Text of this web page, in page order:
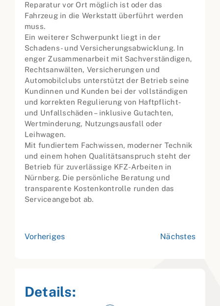
Reparatur vor Ort möglich ist oder das
Fahrzeug in die Werkstatt überführt werden
muss.
Ein weiterer Schwerpunkt liegt in der
Schadens- und Versicherungsabwicklung. In
enger Zusammenarbeit mit Sachverständigen,
Rechtsanwälten, Versicherungen und
Automobilclubs unterstützt der Betrieb seine
Kundinnen und Kunden bei der vollständigen
und korrekten Regulierung von Haftpflicht-
und Unfallschäden – inklusive Gutachten,
Wertminderung, Nutzungsausfall oder
Leihwagen.
Mit fundiertem Fachwissen, moderner Technik
und einem hohen Qualitätsanspruch steht der
Betrieb für zuverlässige KFZ-Arbeiten in
Nürnberg. Die persönliche Beratung und
transparente Kostenkontrolle runden das
Serviceangebot ab.
Vorheriges Nächstes
Details: